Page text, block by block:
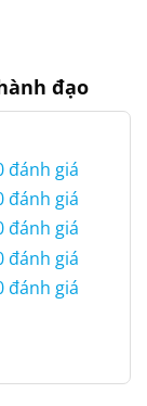
đạo
đánh giá
đánh giá
đánh giá
đánh giá
đánh giá